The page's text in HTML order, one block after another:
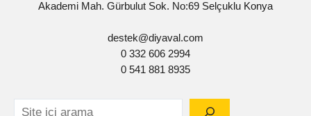
Akademi Mah. Gürbulut Sok. No:69 Selçuklu Konya
destek@diyaval.com
0 332 606 2994
0 541 881 8935